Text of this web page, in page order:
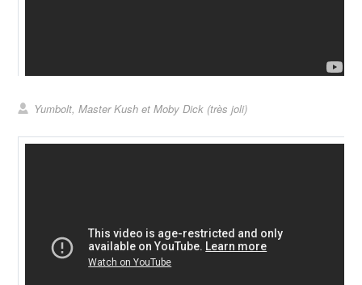
Yumbolt, Master Kush et Moby Dick (très joli)